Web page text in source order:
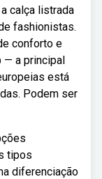
calça listrada
fashionistas.
conforto e
— a principal
está
Podem ser
tipos
diferenciação